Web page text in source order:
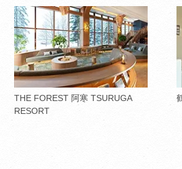
THE FOREST 阿寒 TSURUGA
RESORT